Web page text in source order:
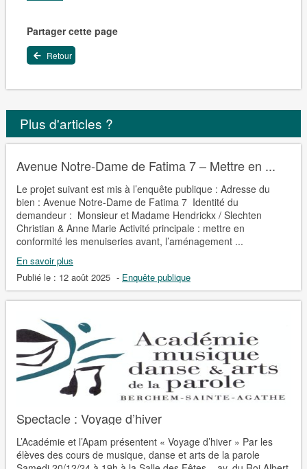
Partager cette page
Retour
Plus d'articles ?
Avenue Notre-Dame de Fatima 7 – Mettre en ...
Le projet suivant est mis à l’enquête publique : Adresse du
bien : Avenue Notre-Dame de Fatima 7 Identité du
demandeur : Monsieur et Madame Hendrickx / Slechten
Christian & Anne Marie Activité principale : mettre en
conformité les menuiseries avant, l’aménagement ...
En savoir plus
Publié le : 12 août 2025 - Enquête publique
Spectacle : Voyage d’hiver
L’Académie et l’Apam présentent « Voyage d’hiver » Par les
élèves des cours de musique, danse et arts de la parole